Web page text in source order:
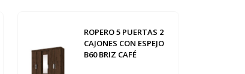
ROPERO 5 PUERTAS 2
CAJONES CON ESPEJO
B60 BRIZ CAFÉ